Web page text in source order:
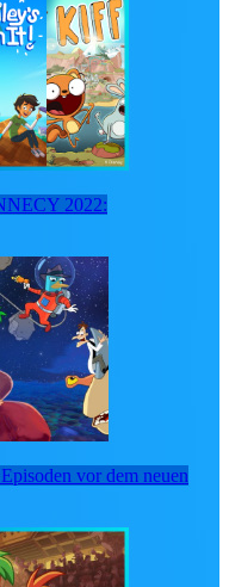
2022:
vor dem neuen